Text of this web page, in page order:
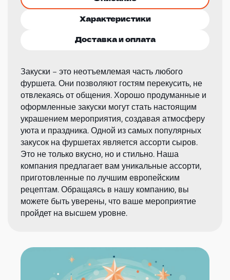
Характеристики
Доставка и оплата
Закуски – это неотъемлемая часть любого
фуршета. Они позволяют гостям перекусить, не
отвлекаясь от общения. Хорошо продуманные и
оформленные закуски могут стать настоящим
украшением мероприятия, создавая атмосферу
уюта и праздника. Одной из самых популярных
закусок на фуршетах является ассорти сыров.
Это не только вкусно, но и стильно. Наша
компания предлагает вам уникальные ассорти,
приготовленные по лучшим европейским
рецептам. Обращаясь в нашу компанию, вы
можете быть уверены, что ваше мероприятие
пройдет на высшем уровне.